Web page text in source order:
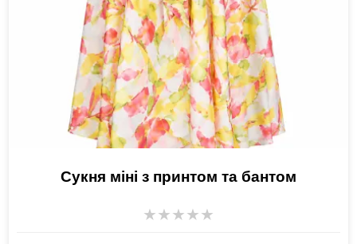
Сукня міні з принтом та бантом
★★★★★